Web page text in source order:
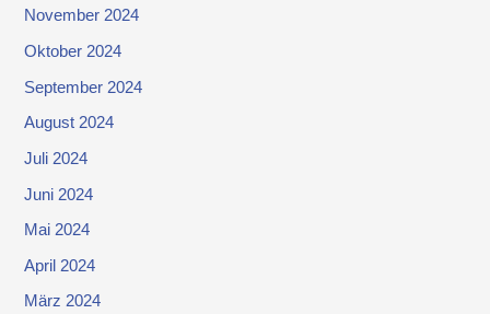
November 2024
Oktober 2024
September 2024
August 2024
Juli 2024
Juni 2024
Mai 2024
April 2024
März 2024